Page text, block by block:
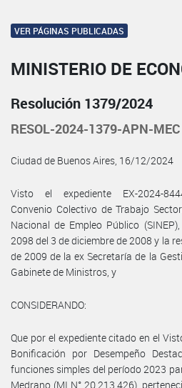
VER PÁGINAS PUBLICADAS
MINISTERIO DE
Resolución 1379/2024
RESOL-2024-1379-APN-MEC
Ciudad de Buenos Aires, 16/12/2024
Visto el expediente EX-2024-
Convenio Colectivo de Trabajo
Nacional de Empleo Público
2098 del 3 de diciembre de 2008 y la
de 2009 de la ex Secretaría de la
Gabinete de Ministros, y
CONSIDERANDO:
Que por el expediente citado en el
Bonificación por Desempeño
funciones simples del período 2023
Medrano (MI N° 20.213.426),